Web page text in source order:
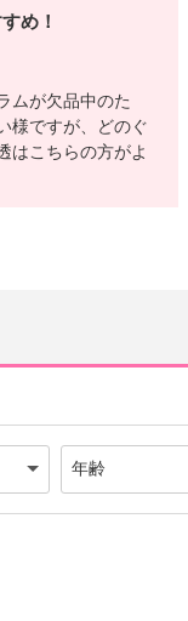
め！
ムが欠品中のた
様ですが、どのぐ
はこちらの方がよ